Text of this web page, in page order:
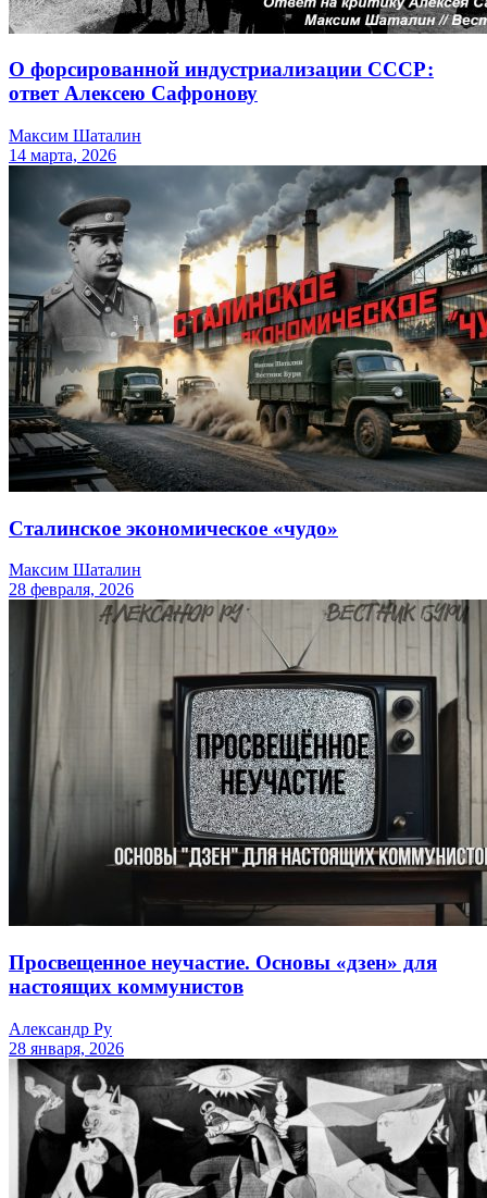
О форсированной индустриализации СССР:
ответ Алексею Сафронову
Максим Шаталин
14 марта, 2026
Сталинское экономическое «чудо»
Максим Шаталин
28 февраля, 2026
Просвещенное неучастие. Основы «дзен» для
настоящих коммунистов
Александр Ру
28 января, 2026